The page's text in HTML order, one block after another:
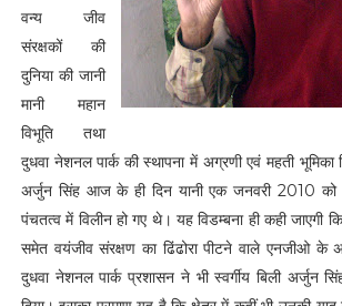
वन्य जीव
संरक्षकों की
दुनिया की जानी
मानी महान
विभूति तथा
दुधवा नेशनल पार्क की स्थापना में अग्रणी एवं महती भूमिका
अर्जुन सिंह आज के ही दिन यानी एक जनवरी 2010 को
पंचतत्व में विलीन हो गए थे। यह विडम्बना ही कही जाएगी
समेत वयंजीव संरक्षण का ढिंढोरा पीटने वाले एनजीओ के
दुधवा नेशनल पार्क प्रशासन ने भी स्वर्गीय बिली अर्जुन